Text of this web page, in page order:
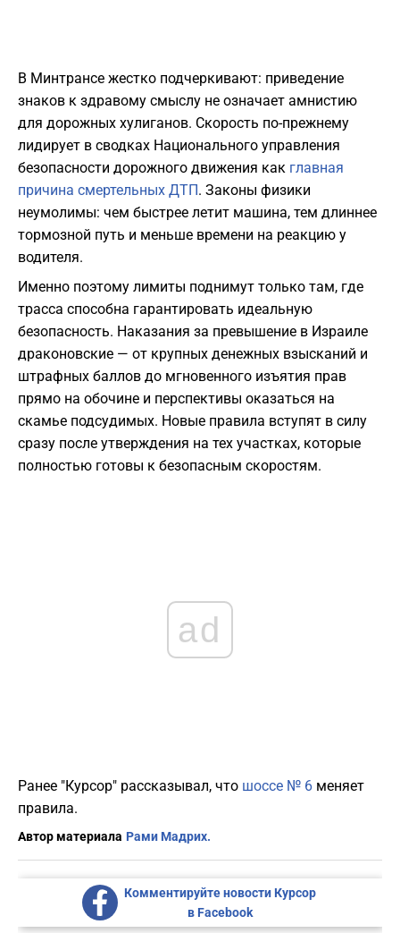
В Минтрансе жестко подчеркивают: приведение
знаков к здравому смыслу не означает амнистию
для дорожных хулиганов. Скорость по-прежнему
лидирует в сводках Национального управления
безопасности дорожного движения как главная
причина смертельных ДТП. Законы физики
неумолимы: чем быстрее летит машина, тем длиннее
тормозной путь и меньше времени на реакцию у
водителя.
Именно поэтому лимиты поднимут только там, где
трасса способна гарантировать идеальную
безопасность. Наказания за превышение в Израиле
драконовские — от крупных денежных взысканий и
штрафных баллов до мгновенного изъятия прав
прямо на обочине и перспективы оказаться на
скамье подсудимых. Новые правила вступят в силу
сразу после утверждения на тех участках, которые
полностью готовы к безопасным скоростям.
ad
Ранее "Курсор" рассказывал, что шоссе № 6 меняет
правила.
Автор материала Рами Мадрих.
Комментируйте новости Курсор
в Facebook